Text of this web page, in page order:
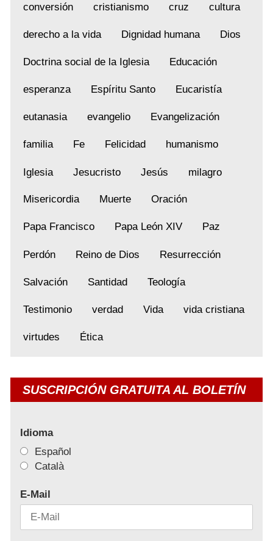
conversión cristianismo cruz cultura
derecho a la vida Dignidad humana Dios
Doctrina social de la Iglesia Educación
esperanza Espíritu Santo Eucaristía
eutanasia evangelio Evangelización
familia Fe Felicidad humanismo
Iglesia Jesucristo Jesús milagro
Misericordia Muerte Oración
Papa Francisco Papa León XIV Paz
Perdón Reino de Dios Resurrección
Salvación Santidad Teología
Testimonio verdad Vida vida cristiana
virtudes Ética
SUSCRIPCIÓN GRATUITA AL BOLETÍN
Idioma
Español
Català
E-Mail